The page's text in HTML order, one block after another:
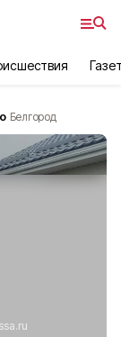
Белгород